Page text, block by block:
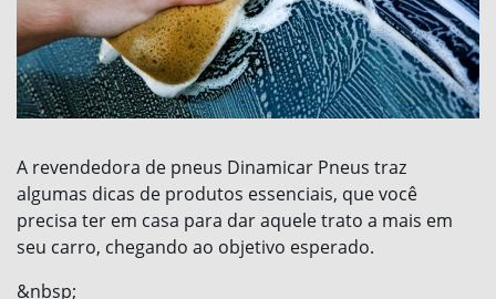
A revendedora de pneus Dinamicar Pneus traz
algumas dicas de produtos essenciais, que você
precisa ter em casa para dar aquele trato a mais em
seu carro, chegando ao objetivo esperado.
&nbsp;